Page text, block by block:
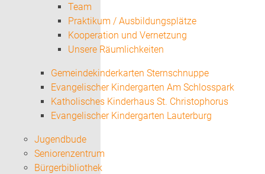
Team
Praktikum / Ausbildungsplätze
Kooperation und Vernetzung
Unsere Räumlichkeiten
Gemeindekinderkarten Sternschnuppe
Evangelischer Kindergarten Am Schlosspark
Katholisches Kinderhaus St. Christophorus
Evangelischer Kindergarten Lauterburg
Jugendbude
Seniorenzentrum
Bürgerbibliothek